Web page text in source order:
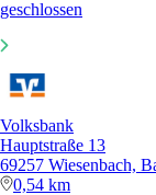
geschlossen
Volksbank
Hauptstraße 13
69257 Wiesenbach,
0,54 km